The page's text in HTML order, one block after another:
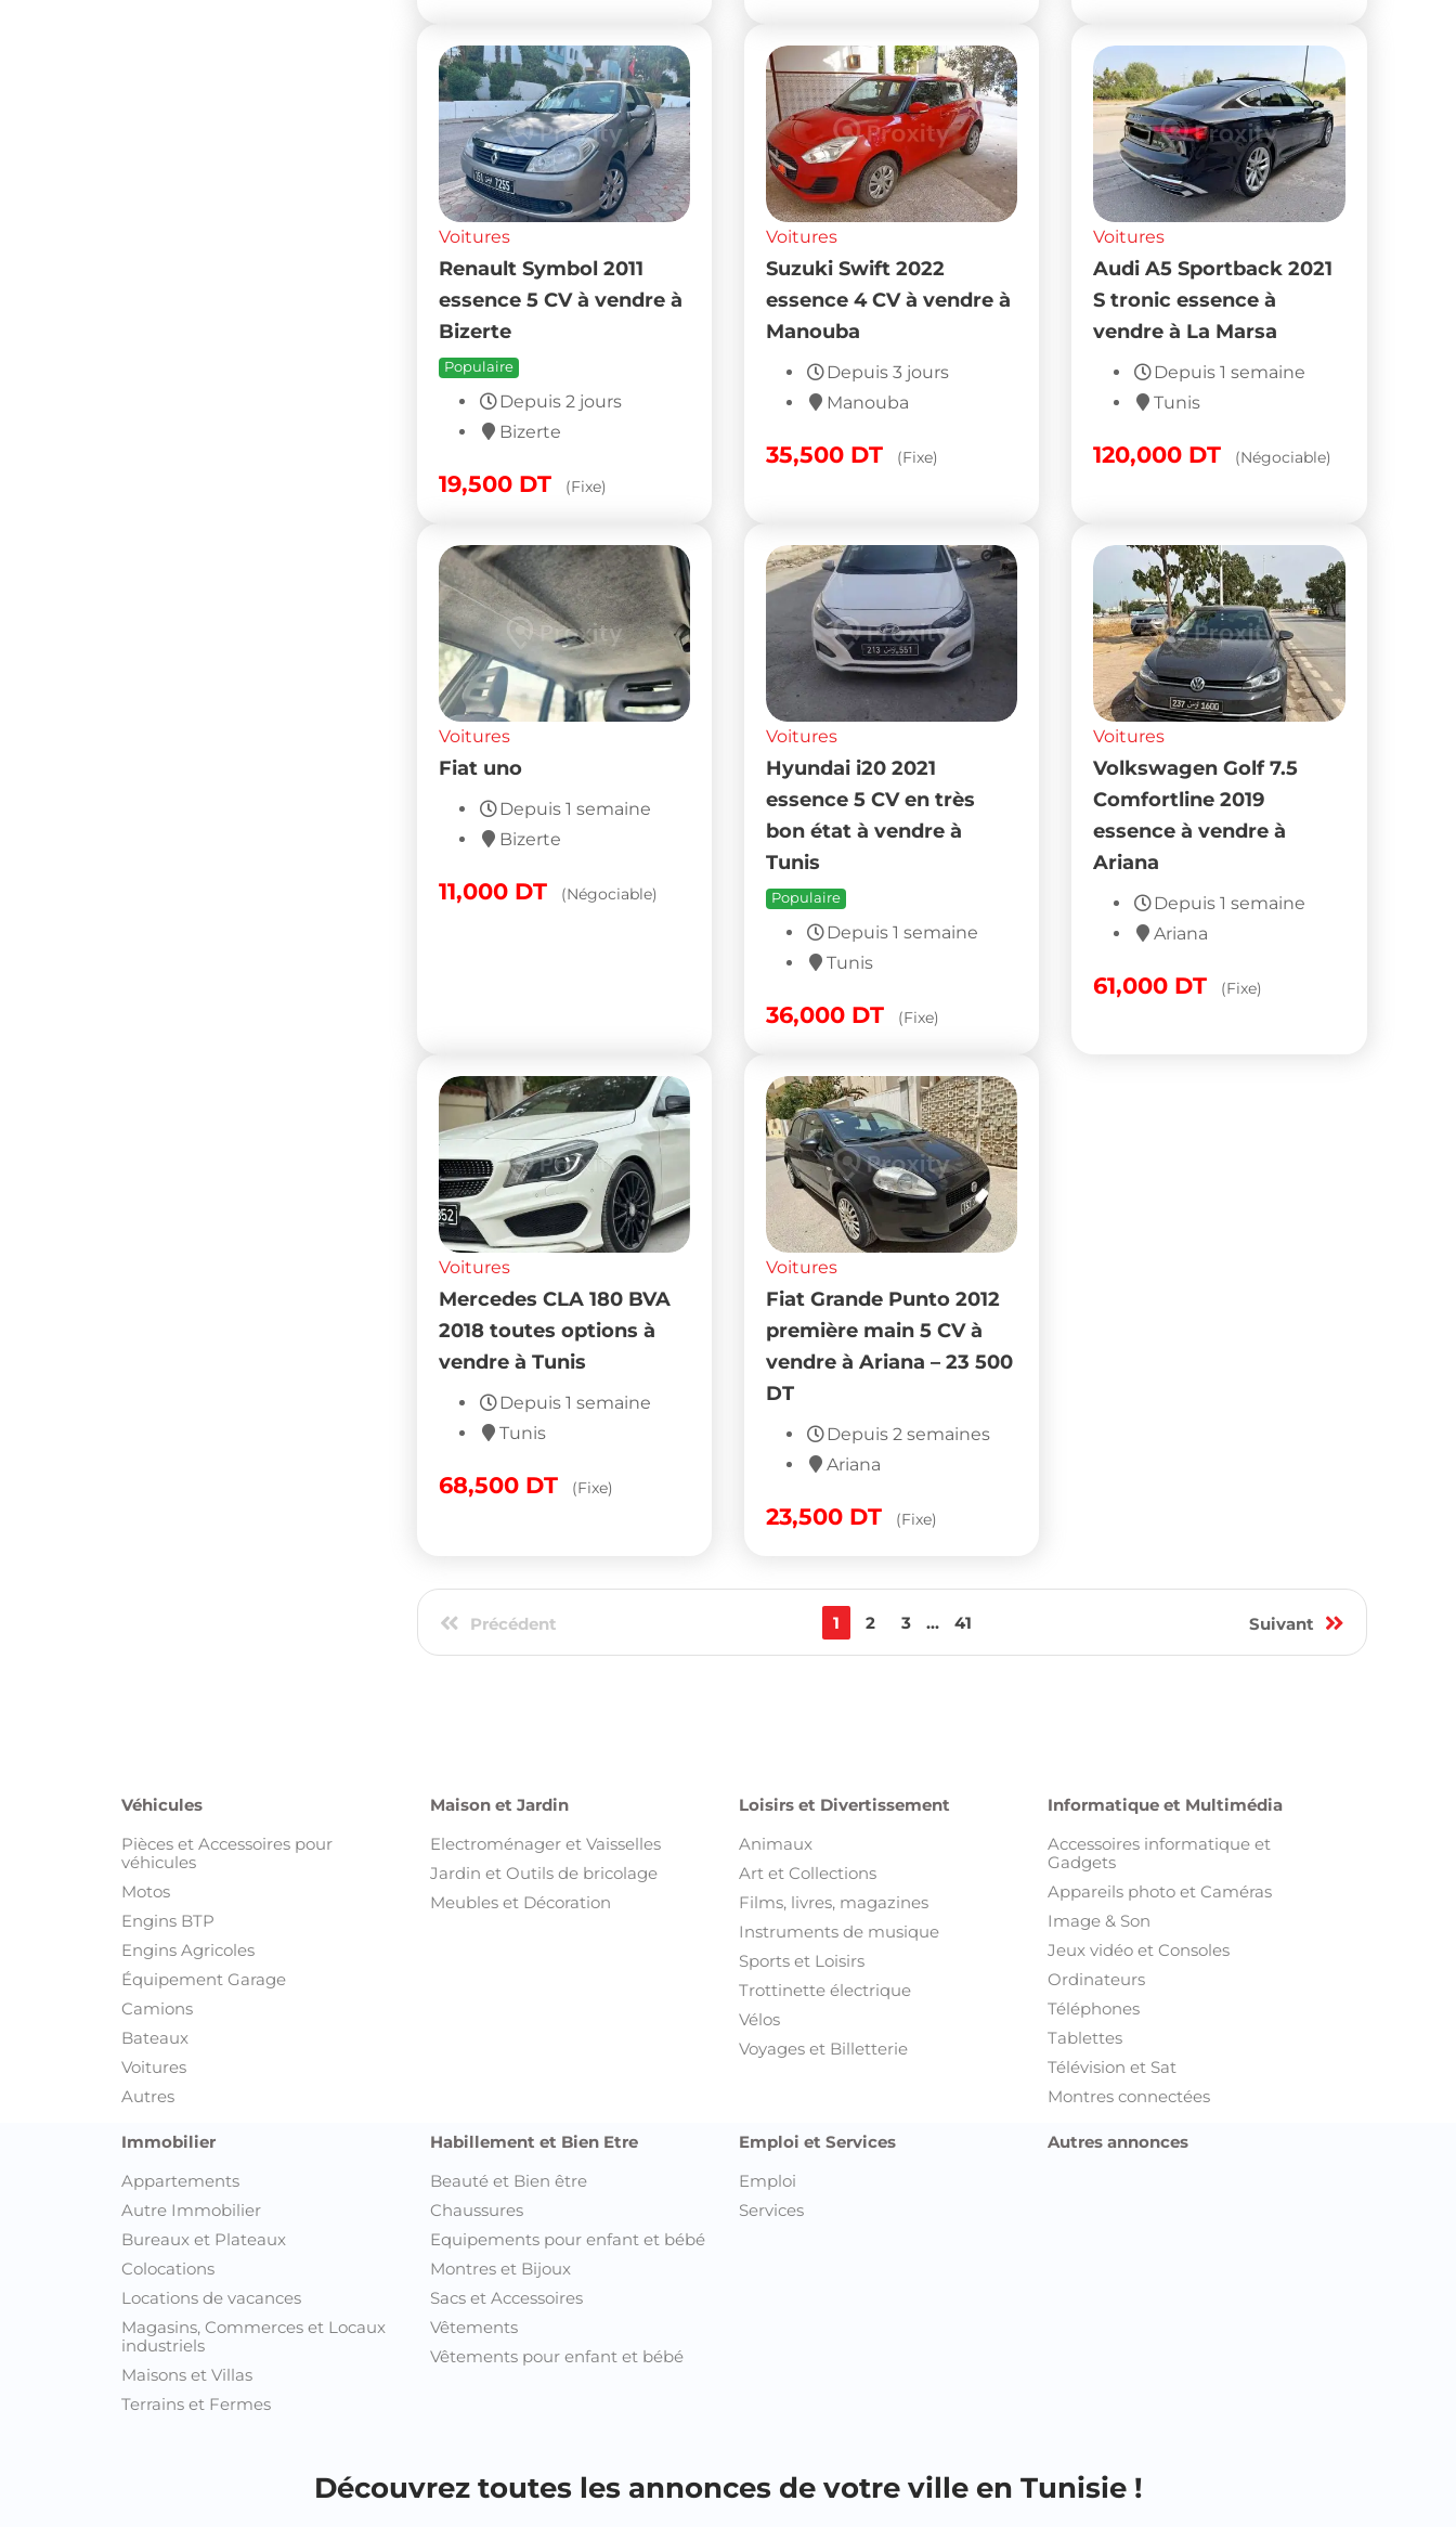
Voitures
Renault Symbol 2011
essence 5 CV à vendre à
Bizerte
Populaire
Depuis 2 jours
Bizerte
19,500 DT (Fixe)
Voitures
Suzuki Swift 2022
essence 4 CV à vendre à
Manouba
Depuis 3 jours
Manouba
35,500 DT (Fixe)
Voitures
Audi A5 Sportback 2021
S tronic essence à
vendre à La Marsa
Depuis 1 semaine
Tunis
120,000 DT (Négociable)
Voitures
Fiat uno
Depuis 1 semaine
Bizerte
11,000 DT (Négociable)
Voitures
Hyundai i20 2021
essence 5 CV en très
bon état à vendre à
Tunis
Populaire
Depuis 1 semaine
Tunis
36,000 DT (Fixe)
Voitures
Volkswagen Golf 7.5
Comfortline 2019
essence à vendre à
Ariana
Depuis 1 semaine
Ariana
61,000 DT (Fixe)
Voitures
Mercedes CLA 180 BVA
2018 toutes options à
vendre à Tunis
Depuis 1 semaine
Tunis
68,500 DT (Fixe)
Voitures
Fiat Grande Punto 2012
première main 5 CV à
vendre à Ariana – 23 500
DT
Depuis 2 semaines
Ariana
23,500 DT (Fixe)
Précédent 1 2 3 ... 41 Suivant
Véhicules
Pièces et Accessoires pour
véhicules
Motos
Engins BTP
Engins Agricoles
Équipement Garage
Camions
Bateaux
Voitures
Autres
Maison et Jardin
Electroménager et Vaisselles
Jardin et Outils de bricolage
Meubles et Décoration
Loisirs et Divertissement
Animaux
Art et Collections
Films, livres, magazines
Instruments de musique
Sports et Loisirs
Trottinette électrique
Vélos
Voyages et Billetterie
Informatique et Multimédia
Accessoires informatique et
Gadgets
Appareils photo et Caméras
Image & Son
Jeux vidéo et Consoles
Ordinateurs
Téléphones
Tablettes
Télévision et Sat
Montres connectées
Immobilier
Appartements
Autre Immobilier
Bureaux et Plateaux
Colocations
Locations de vacances
Magasins, Commerces et Locaux
industriels
Maisons et Villas
Terrains et Fermes
Habillement et Bien Etre
Beauté et Bien être
Chaussures
Equipements pour enfant et bébé
Montres et Bijoux
Sacs et Accessoires
Vêtements
Vêtements pour enfant et bébé
Emploi et Services
Emploi
Services
Autres annonces
Découvrez toutes les annonces de votre ville en Tunisie !